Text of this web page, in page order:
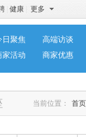
健康 更多
日聚焦
高端访谈
家活动
商家优惠
当前位置： 首页